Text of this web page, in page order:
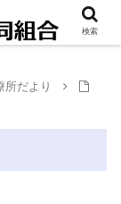
所だより
検索